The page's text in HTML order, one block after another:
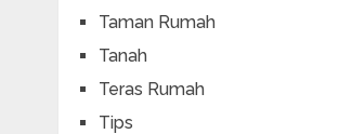
Taman Rumah
Tanah
Teras Rumah
Tips